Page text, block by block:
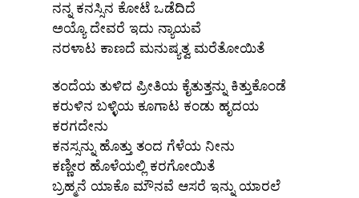
ನನ್ನ ಕನಸ್ಸಿನ ಕೋಟೆ ಒಡೆದಿದೆ
ಅಯ್ಯೊ ದೇವರೆ ಇದು ನ್ಯಾಯವೆ
ನರಳಾಟ ಕಾಣದೆ ಮನುಷ್ಯತ್ವ ಮರೆತೋಯಿತೆ
ತಂದೆಯ ತುಳಿದ ಪ್ರೀತಿಯ ಕೈತುತ್ತನ್ನು ಕಿತ್ತುಕೊಂಡೆ
ಕರುಳಿನ ಬಳ್ಳಿಯ ಕೂಗಾಟ ಕಂಡು ಹೃದಯ
ಕರಗದೇನು
ಕನಸ್ಸನ್ನು ಹೊತ್ತು ತಂದ ಗೆಳೆಯ ನೀನು
ಕಣ್ಣೀರ ಹೊಳೆಯಲ್ಲಿ ಕರಗೋಯಿತೆ
ಬ್ರಹ್ಮನೆ ಯಾಕೊ ಮೌನವೆ ಆಸರೆ ಇನ್ನು ಯಾರಲೆ